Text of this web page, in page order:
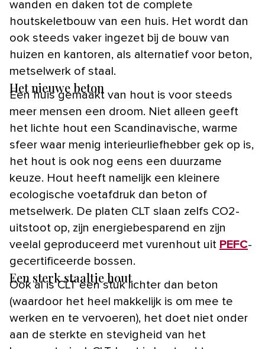
wanden en daken tot de complete
houtskeletbouw van een huis. Het wordt dan
ook steeds vaker ingezet bij de bouw van
huizen en kantoren, als alternatief voor beton,
metselwerk of staal.
Het nieuwe beton
Een huis gemaakt van hout is voor steeds
meer mensen een droom. Niet alleen geeft
het lichte hout een Scandinavische, warme
sfeer waar menig interieurliefhebber gek op is,
het hout is ook nog eens een duurzame
keuze. Hout heeft namelijk een kleinere
ecologische voetafdruk dan beton of
metselwerk. De platen CLT slaan zelfs CO2-
uitstoot op, zijn energiebesparend en zijn
veelal geproduceerd met vurenhout uit PEFC-
gecertificeerde bossen.
Een sterk staaltje hout
Ook al is CLT een stuk lichter dan beton
(waardoor het heel makkelijk is om mee te
werken en te vervoeren), het doet niet onder
aan de sterkte en stevigheid van het